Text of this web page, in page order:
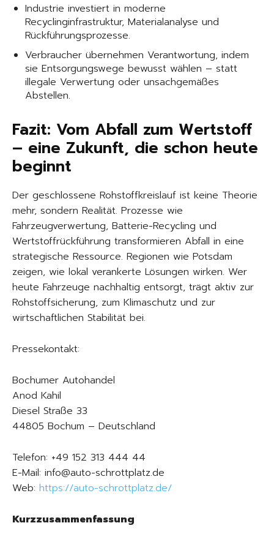
Industrie investiert in moderne
Recyclinginfrastruktur, Materialanalyse und
Rückführungsprozesse.
Verbraucher übernehmen Verantwortung, indem
sie Entsorgungswege bewusst wählen – statt
illegale Verwertung oder unsachgemäßes
Abstellen.
Fazit: Vom Abfall zum Wertstoff
– eine Zukunft, die schon heute
beginnt
Der geschlossene Rohstoffkreislauf ist keine Theorie
mehr, sondern Realität. Prozesse wie
Fahrzeugverwertung, Batterie-Recycling und
Wertstoffrückführung transformieren Abfall in eine
strategische Ressource. Regionen wie Potsdam
zeigen, wie lokal verankerte Lösungen wirken. Wer
heute Fahrzeuge nachhaltig entsorgt, trägt aktiv zur
Rohstoffsicherung, zum Klimaschutz und zur
wirtschaftlichen Stabilität bei.
Pressekontakt:
Bochumer Autohandel
Anod Kahil
Diesel Straße 33
44805 Bochum – Deutschland
Telefon: +49 152 313 444 44
E-Mail: info@auto-schrottplatz.de
Web: https://auto-schrottplatz.de/
Kurzzusammenfassung